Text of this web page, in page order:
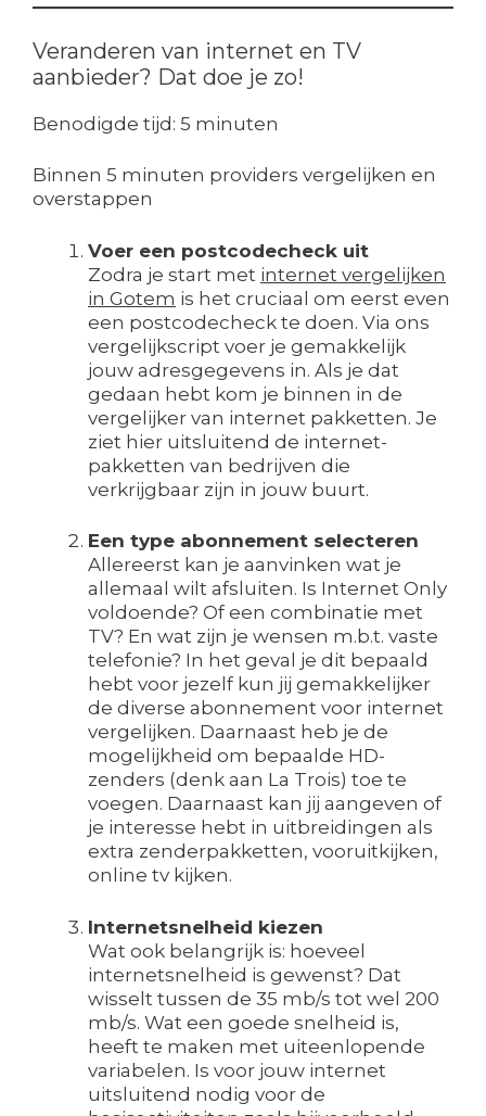
Veranderen van internet en TV
aanbieder? Dat doe je zo!
Benodigde tijd: 5 minuten
Binnen 5 minuten providers vergelijken en
overstappen
Voer een postcodecheck uit
Zodra je start met internet vergelijken
in Gotem is het cruciaal om eerst even
een postcodecheck te doen. Via ons
vergelijkscript voer je gemakkelijk
jouw adresgegevens in. Als je dat
gedaan hebt kom je binnen in de
vergelijker van internet pakketten. Je
ziet hier uitsluitend de internet-
pakketten van bedrijven die
verkrijgbaar zijn in jouw buurt.
Een type abonnement selecteren
Allereerst kan je aanvinken wat je
allemaal wilt afsluiten. Is Internet Only
voldoende? Of een combinatie met
TV? En wat zijn je wensen m.b.t. vaste
telefonie? In het geval je dit bepaald
hebt voor jezelf kun jij gemakkelijker
de diverse abonnement voor internet
vergelijken. Daarnaast heb je de
mogelijkheid om bepaalde HD-
zenders (denk aan La Trois) toe te
voegen. Daarnaast kan jij aangeven of
je interesse hebt in uitbreidingen als
extra zenderpakketten, vooruitkijken,
online tv kijken.
Internetsnelheid kiezen
Wat ook belangrijk is: hoeveel
internetsnelheid is gewenst? Dat
wisselt tussen de 35 mb/s tot wel 200
mb/s. Wat een goede snelheid is,
heeft te maken met uiteenlopende
variabelen. Is voor jouw internet
uitsluitend nodig voor de